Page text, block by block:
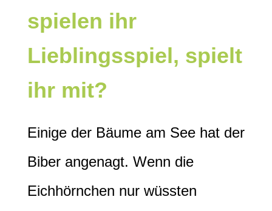
spielen ihr
Lieblingsspiel, spielt
ihr mit?
Einige der Bäume am See hat der
Biber angenagt. Wenn die
Eichhörnchen nur wüssten